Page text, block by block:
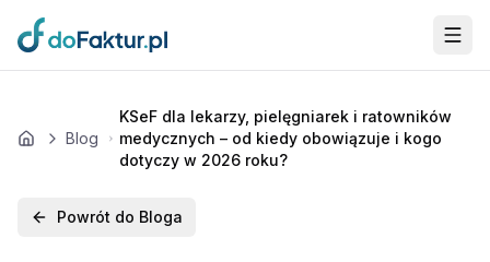
Przejdź do głównej treści
Home Blog
KSeF dla lekarzy, pielęgniarek i ratowników
medycznych – od kiedy obowiązuje i kogo
dotyczy w 2026 roku?
Powrót do Bloga